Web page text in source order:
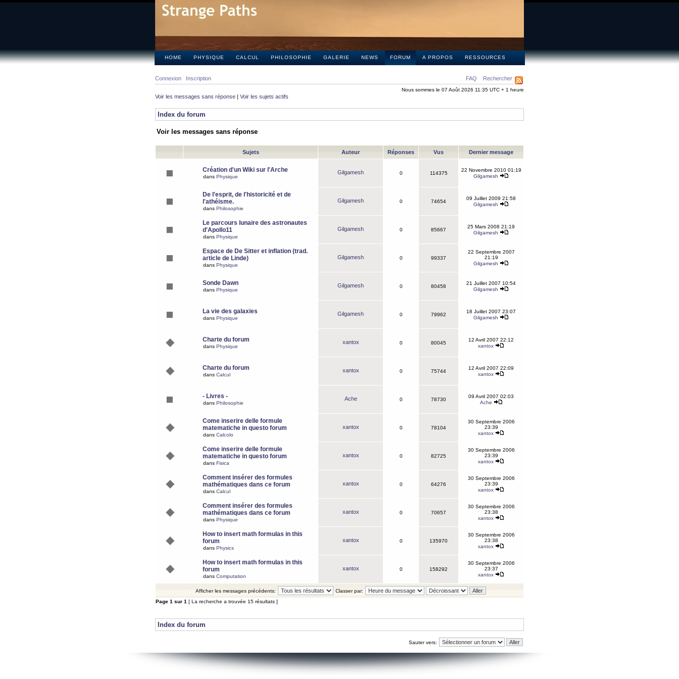
HOME PHYSIQUE CALCUL PHILOSOPHIE GALERIE NEWS FORUM A PROPOS RESSOURCES
FAQ Rechercher
Connexion Inscription
Nous sommes le 07 Août 2026 11:35 UTC + 1 heure
Voir les messages sans réponse | Voir les sujets actifs
Index du forum
Voir les messages sans réponse
Sujets Auteur Réponses Vus Dernier message
Création d'un Wiki sur l'Arche
dans Physique
Gilgamesh 0 114375
22 Novembre 2010 01:19
Gilgamesh
De l'esprit, de l'historicité et de
l'athéisme.
dans Philosophie
Gilgamesh 0 74654
09 Juillet 2009 21:58
Gilgamesh
Le parcours lunaire des astronautes
d'Apollo11
dans Physique
Gilgamesh 0 85667
25 Mars 2008 21:19
Gilgamesh
Espace de De Sitter et inflation (trad.
article de Linde)
dans Physique
Gilgamesh 0 99337
22 Septembre 2007
21:19
Gilgamesh
Sonde Dawn
dans Physique
Gilgamesh 0 80458
21 Juillet 2007 10:54
Gilgamesh
La vie des galaxies
dans Physique
Gilgamesh 0 79962
18 Juillet 2007 23:07
Gilgamesh
Charte du forum
dans Physique
xantox 0 80045
12 Avril 2007 22:12
xantox
Charte du forum
dans Calcul
xantox 0 75744
12 Avril 2007 22:09
xantox
- Livres -
dans Philosophie
Ache 0 78730
09 Avril 2007 02:03
Ache
Come inserire delle formule
matematiche in questo forum
dans Calcolo
xantox 0 78104
30 Septembre 2006
23:39
xantox
Come inserire delle formule
matematiche in questo forum
dans Fisica
xantox 0 82725
30 Septembre 2006
23:39
xantox
Comment insérer des formules
mathématiques dans ce forum
dans Calcul
xantox 0 64276
30 Septembre 2006
23:39
xantox
Comment insérer des formules
mathématiques dans ce forum
dans Physique
xantox 0 70657
30 Septembre 2006
23:38
xantox
How to insert math formulas in this
forum
dans Physics
xantox 0 135970
30 Septembre 2006
23:38
xantox
How to insert math formulas in this
forum
dans Computation
xantox 0 158292
30 Septembre 2006
23:37
xantox
Afficher les messages précédents:
Classer par:
Page 1 sur 1 [ La recherche a trouvée 15 résultats ]
Index du forum
Sauter vers: